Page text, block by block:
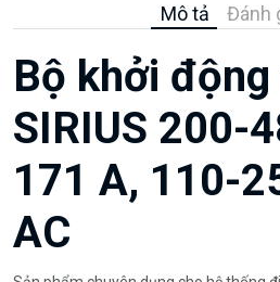
Mô tả Đánh
Bộ khởi
SIRIUS 200-
171 A, 110-
AC